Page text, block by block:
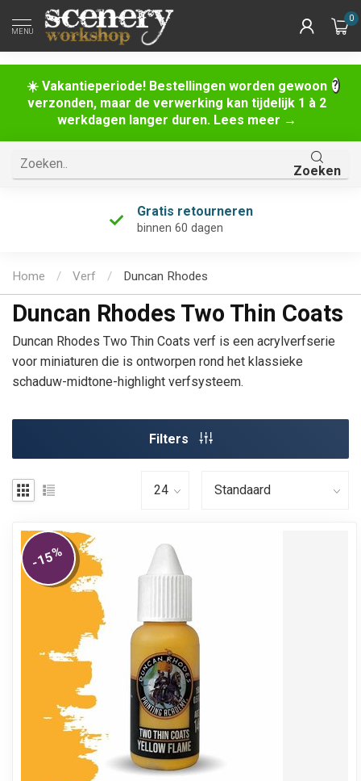
☀️ Vakantieperiode! Bestellingen worden gewoon
verzonden, maar de verwerking kan tijdelijk 1 à 2
werkdagen langer duren. Lees meer →
MENU
0
Zoeken
Gratis retourneren
binnen 60 dagen
Home / Verf / Duncan Rhodes
Duncan Rhodes Two Thin Coats
Duncan Rhodes Two Thin Coats verf is een acrylverfserie
voor miniaturen die is ontworpen rond het klassieke
schaduw-midtone-highlight verfsysteem.
Filters
-15%